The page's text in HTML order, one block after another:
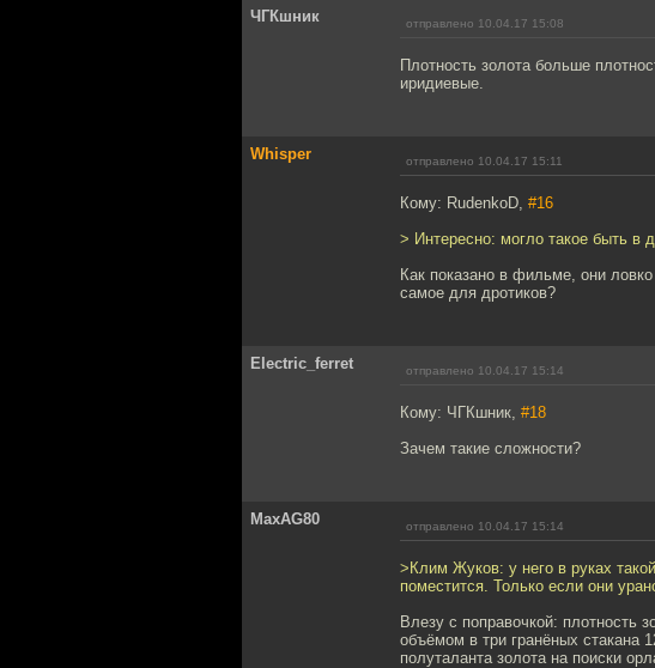
ЧГКшник отправлено 10.04.17 15:08
Плотность золота больше
иридиевые.
Whisper отправлено 10.04.17 15:11
Кому: RudenkoD, #16
> Интересно: могло такое быть в
Как показано в фильме, они
самое для дротиков?
Electric_ferret отправлено 10.04.17 15:14
Кому: ЧГКшник, #18
Зачем такие сложности?
MaxAG80 отправлено 10.04.17 15:14
>Клим Жуков: у него в руках
поместится. Только если они
Влезу с поправочкой: плотность
объёмом в три гранёных стакана
полуталанта золота на поиски